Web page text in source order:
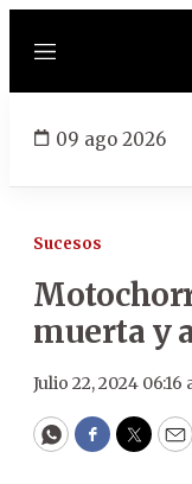
Menú
09 ago 2026
Sucesos
muerta y
Julio 22, 2024 06:16
WhatsApp
Facebook